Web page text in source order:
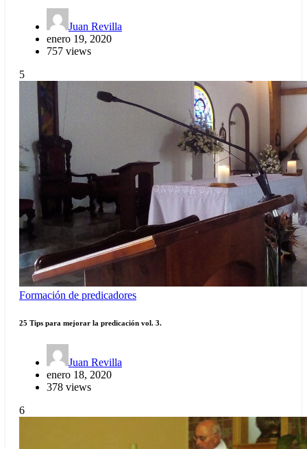
Juan Revilla
enero 19, 2020
757 views
5
Formación de predicadores
25 Tips para mejorar la predicación vol. 3.
Juan Revilla
enero 18, 2020
378 views
6